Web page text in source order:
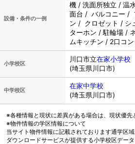
設備・条件の一例
機 / 洗面所独立 / 温
面台 / バルコニー /
ン / クロゼット / シ
ターホン / 駐輪場 /
ムキッチン / 2口コ
小学校区
川口市立在家小学校
(埼玉県川口市)
中学校区
在家中学校
(埼玉県川口市)
※各種情報と現状に差異がある場合は、現状優先
※物件情報の学区情報について
当サイト物件情報に記載されております通学区
ダウンロードサービスが提供する小学校区デー